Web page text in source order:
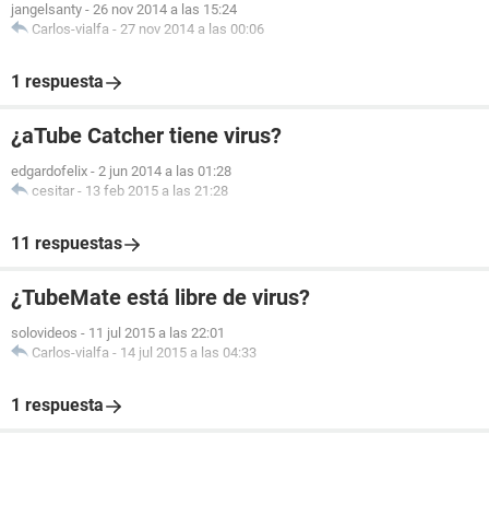
jangelsanty - 26 nov 2014 a las 15:24
Carlos-vialfa - 27 nov 2014 a las 00:06
1 respuesta
¿aTube Catcher tiene virus?
edgardofelix - 2 jun 2014 a las 01:28
cesitar - 13 feb 2015 a las 21:28
11 respuestas
¿TubeMate está libre de virus?
solovideos - 11 jul 2015 a las 22:01
Carlos-vialfa - 14 jul 2015 a las 04:33
1 respuesta